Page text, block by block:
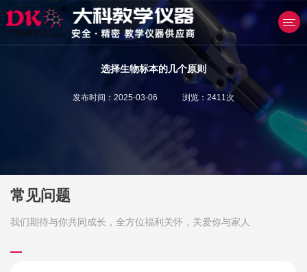
产品中心
选择生物标本的几个原则
发布时间：2025-03-06 浏览：2411次
常见问题
我们期待与你共同成长，全方位福利关怀，关爱你与家人